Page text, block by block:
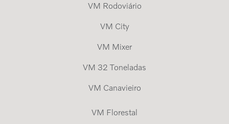
VM Rodoviário
VM City
VM Mixer
VM 32 Toneladas
VM Canavieiro
VM Florestal